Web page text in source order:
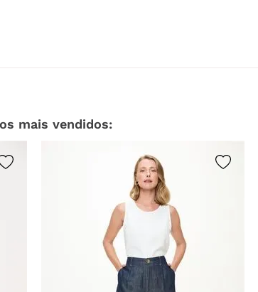
mais vendidos: